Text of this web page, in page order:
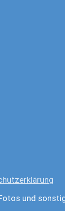
und